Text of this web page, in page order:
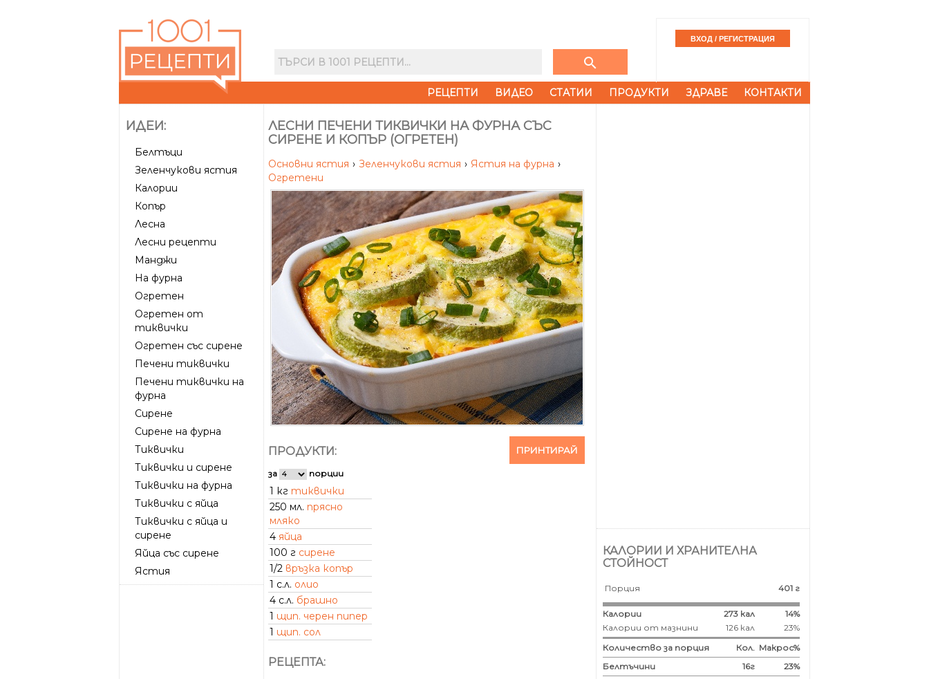
search
РЕЦЕПТИ ВИДЕО СТАТИИ ПРОДУКТИ ЗДРАВЕ КОНТАКТИ
ИДЕИ:
Белтъци
Зеленчукови ястия
Калории
Копър
Лесна
Лесни рецепти
Манджи
На фурна
Огретен
Огретен от
тиквички
Огретен със сирене
Печени тиквички
Печени тиквички на
фурна
Сирене
Сирене на фурна
Тиквички
Тиквички и сирене
Тиквички на фурна
Тиквички с яйца
Тиквички с яйца и
сирене
Яйца със сирене
Ястия
ЛЕСНИ ПЕЧЕНИ ТИКВИЧКИ НА ФУРНА СЪС
СИРЕНЕ И КОПЪР (ОГРЕТЕН)
Основни ястия › Зеленчукови ястия › Ястия на фурна ›
Огретени
ПРИНТИРАЙ
ПРОДУКТИ:
за порции
1 кг тиквички
250 мл. прясно
мляко
4 яйца
100 г сирене
1/2 връзка копър
1 с.л. олио
4 с.л. брашно
1 щип. черен пипер
1 щип. сол
РЕЦЕПТА:
КАЛОРИИ И ХРАНИТЕЛНА
СТОЙНОСТ
Порция 401 г
Калории 273 кал
14%
Калории от мазнини
126 кал
23%
Количество за порция
Кол. Макрос%
Белтъчини
16г
23%